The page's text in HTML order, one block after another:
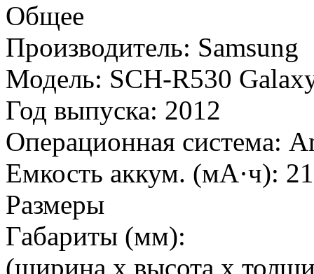
Общее
Производитель: Samsung
Модель: SCH-R530
Год выпуска: 2012
Операционная система:
Емкость аккум. (мА·ч):
Размеры
Габариты (мм):
(ширина х высота х